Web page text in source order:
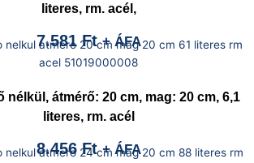
literes, rm. acél,
7.581Ft + ÁFA
nélkül, átmérő: 20 cm, mag: 20 cm, 6,1
literes, rm. acél
8.456Ft + ÁFA